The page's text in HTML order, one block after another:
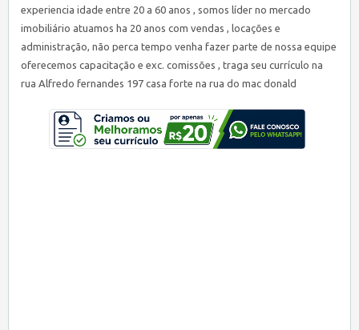
experiencia idade entre 20 a 60 anos , somos líder no mercado
imobiliário atuamos ha 20 anos com vendas , locações e
administração, não perca tempo venha fazer parte de nossa equipe
oferecemos capacitação e exc. comissões , traga seu currículo na
rua Alfredo fernandes 197 casa forte na rua do mac donald